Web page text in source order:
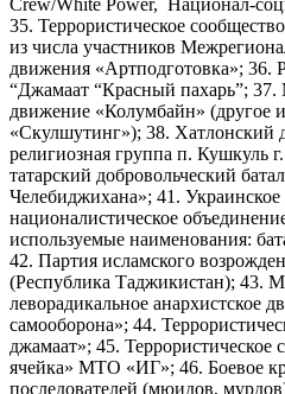
Crew/White Power, Национал-
35. Террористическое
из числа участников
движения «Артподготовка»; 36.
“Джамаат “Красный пахарь”;
движение «Колумбайн» (другое
«Скулшутинг»); 38. Хатлонский
религиозная группа п. Кушкуль
татарский добровольческий
Челебиджихана»; 41.
националистическое
используемые наименования:
42. Партия исламского
(Республика Таджикистан); 43.
леворадикальное анархистское
самооборона»; 44.
джамаат»; 45. Террористическое
ячейка» МТО «ИГ»; 46. Боевое
последователей (мюидов,